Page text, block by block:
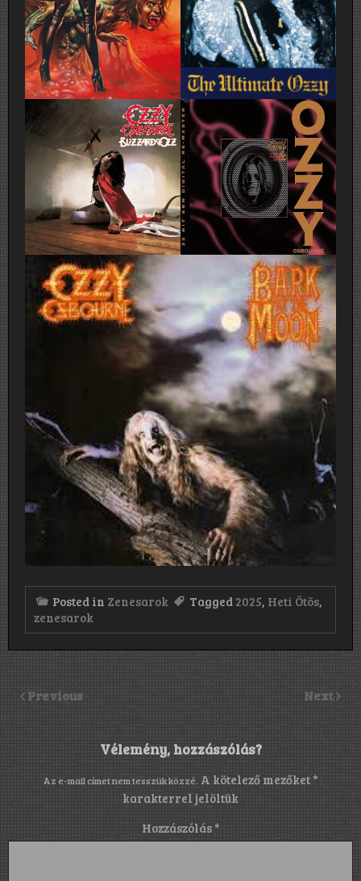
Posted in Zenesarok Tagged 2025, Heti Ötös,
zenesarok
Previous Next
Vélemény, hozzászólás?
Az e-mail címet nem tesszük közzé. A kötelező mezőket*
karakterrel jelöltük
Hozzászólás*